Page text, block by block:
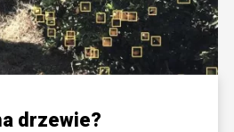
drzewie?